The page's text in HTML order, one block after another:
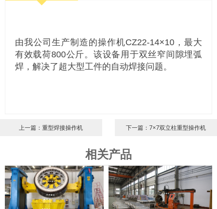
由我公司生产制造的操作机CZ22-14×10，最大
有效载荷800公斤。该设备用于双丝窄间隙埋弧
焊，解决了超大型工件的自动焊接问题。
上一篇：重型焊接操作机 下一篇：7×7双立柱重型操作机
相关产品